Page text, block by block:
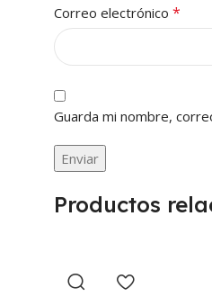
Correo electrónico *
Guarda mi nombre,
Productos